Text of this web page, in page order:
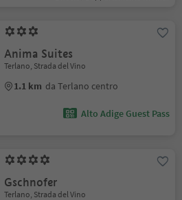
Anima Suites
Terlano, Strada del Vino
1.1 km da Terlano centro
Alto Adige Guest Pass
Gschnofer
Terlano, Strada del Vino